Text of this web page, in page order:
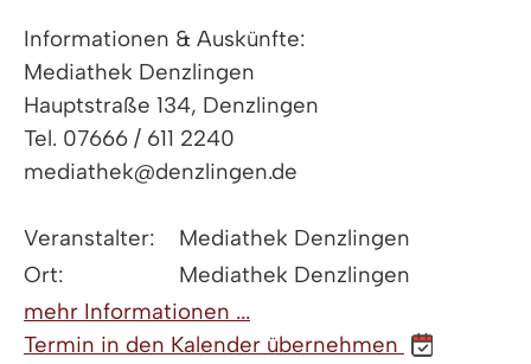
Informationen & Auskünfte:
Mediathek Denzlingen
Hauptstraße 134, Denzlingen
Tel. 07666 / 611 2240
mediathek@denzlingen.de
Veranstalter:
Mediathek Denzlingen
Ort:
Mediathek Denzlingen
mehr Informationen ...
Termin in den Kalender übernehmen